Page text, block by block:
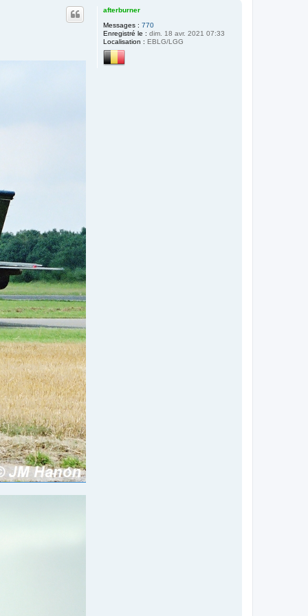
afterburner
Messages : 770
Enregistré le : dim. 18 avr. 2021 07:33
Localisation : EBLG/LGG